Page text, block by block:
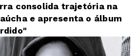
consolida trajetória na
e apresenta o álbum